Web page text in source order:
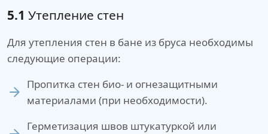
5.1 Утепление стен
Для утепления стен в бане из бруса необходимы
следующие операции:
Пропитка стен био- и огнезащитными
материалами (при необходимости).
Герметизация швов штукатуркой или